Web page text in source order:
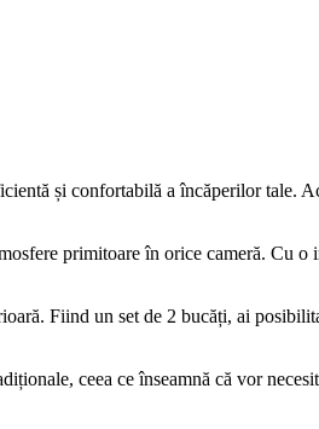
și confortabilă a încăperilor tale.
primitoare în orice cameră. Cu
Fiind un set de 2 bucăți, ai
ceea ce înseamnă că vor